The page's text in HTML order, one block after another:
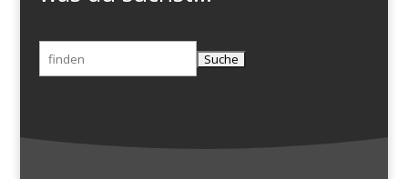
Suchen
nach: